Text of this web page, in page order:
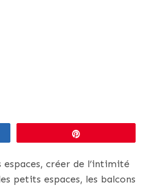
créer de l’intimité
petits espaces, les balcons